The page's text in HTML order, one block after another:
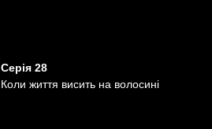
Серія 28
Коли життя висить на волосині